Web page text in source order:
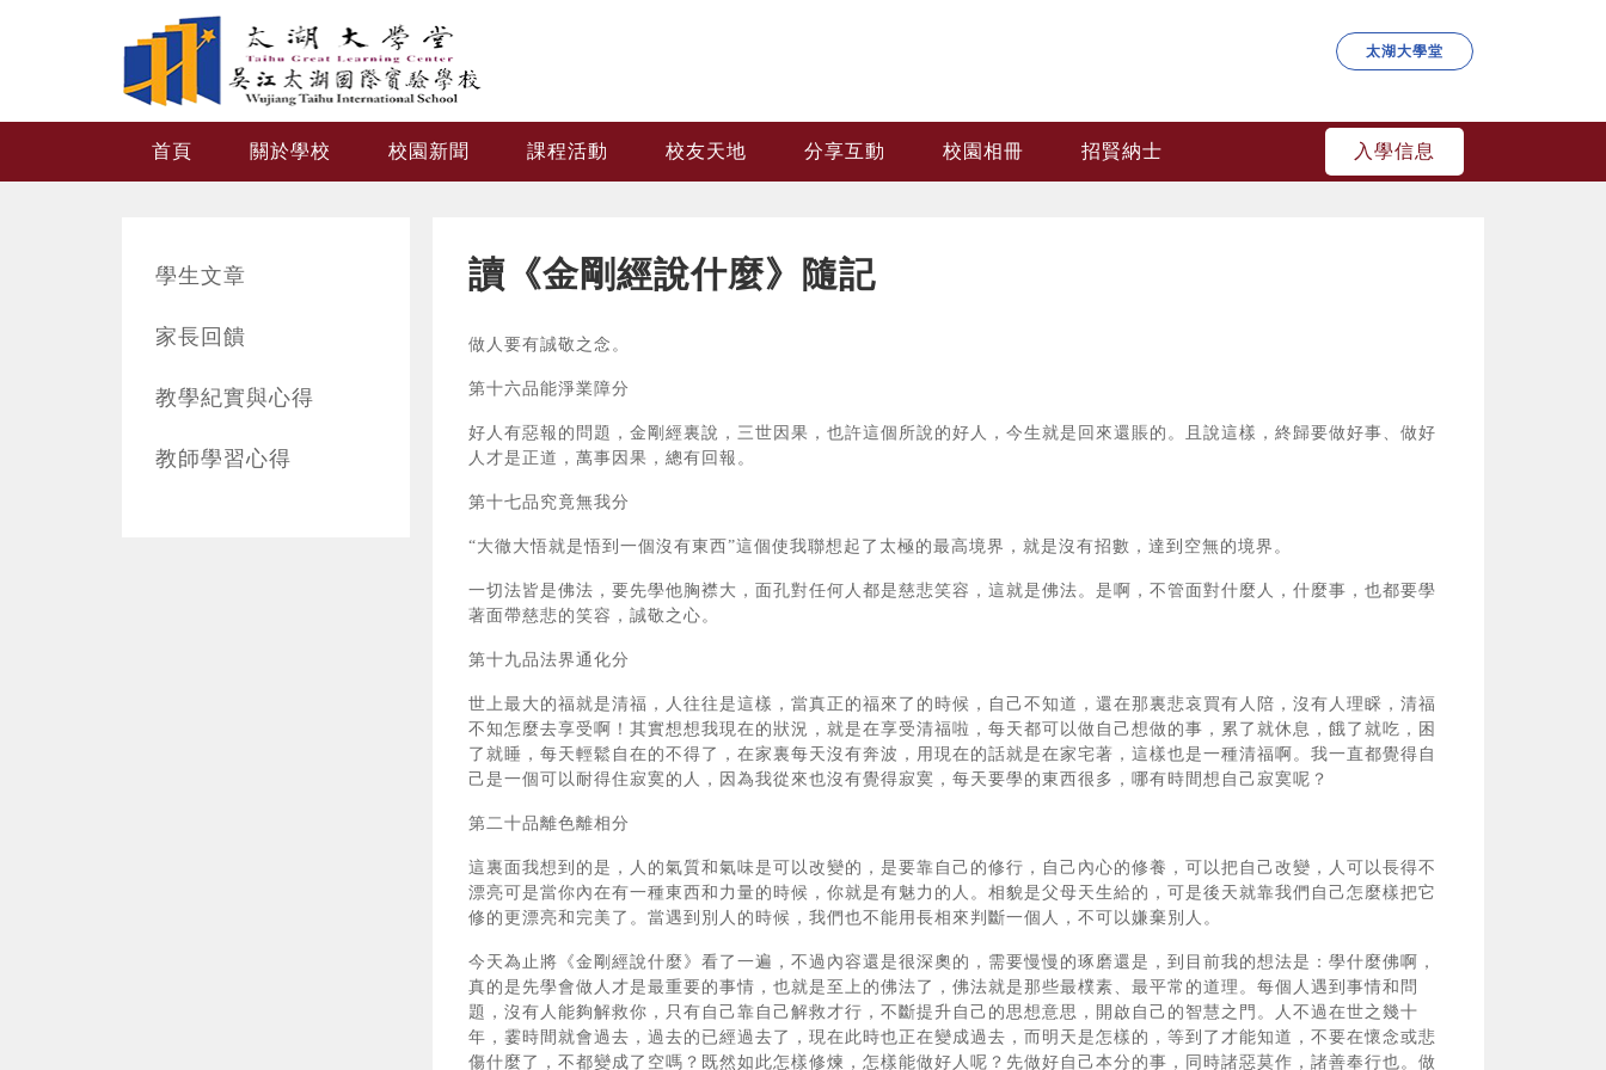
太湖大學堂
首頁 關於學校 校園新聞 課程活動 校友天地 分享互動 校園相冊 招賢納士 入學信息
學生文章
家長回饋
教學紀實與心得
教師學習心得
讀《金剛經說什麼》隨記
做人要有誠敬之念。
第十六品能淨業障分
好人有惡報的問題，金剛經裏說，三世因果，也許這個所說的好人，今生就是回來還賬的。且說這樣，終歸要做好事、做好
人才是正道，萬事因果，總有回報。
第十七品究竟無我分
“大徹大悟就是悟到一個沒有東西”這個使我聯想起了太極的最高境界，就是沒有招數，達到空無的境界。
一切法皆是佛法，要先學他胸襟大，面孔對任何人都是慈悲笑容，這就是佛法。是啊，不管面對什麼人，什麼事，也都要學
著面帶慈悲的笑容，誠敬之心。
第十九品法界通化分
世上最大的福就是清福，人往往是這樣，當真正的福來了的時候，自己不知道，還在那裏悲哀買有人陪，沒有人理睬，清福
不知怎麼去享受啊！其實想想我現在的狀況，就是在享受清福啦，每天都可以做自己想做的事，累了就休息，餓了就吃，困
了就睡，每天輕鬆自在的不得了，在家裏每天沒有奔波，用現在的話就是在家宅著，這樣也是一種清福啊。我一直都覺得自
己是一個可以耐得住寂寞的人，因為我從來也沒有覺得寂寞，每天要學的東西很多，哪有時間想自己寂寞呢？
第二十品離色離相分
這裏面我想到的是，人的氣質和氣味是可以改變的，是要靠自己的修行，自己內心的修養，可以把自己改變，人可以長得不
漂亮可是當你內在有一種東西和力量的時候，你就是有魅力的人。相貌是父母天生給的，可是後天就靠我們自己怎麼樣把它
修的更漂亮和完美了。當遇到別人的時候，我們也不能用長相來判斷一個人，不可以嫌棄別人。
今天為止將《金剛經說什麼》看了一遍，不過內容還是很深奧的，需要慢慢的琢磨還是，到目前我的想法是：學什麼佛啊，
真的是先學會做人才是最重要的事情，也就是至上的佛法了，佛法就是那些最樸素、最平常的道理。每個人遇到事情和問
題，沒有人能夠解救你，只有自己靠自己解救才行，不斷提升自己的思想意思，開啟自己的智慧之門。人不過在世之幾十
年，霎時間就會過去，過去的已經過去了，現在此時也正在變成過去，而明天是怎樣的，等到了才能知道，不要在懷念或悲
傷什麼了，不都變成了空嗎？既然如此怎樣修煉，怎樣能做好人呢？先做好自己本分的事，同時諸惡莫作，諸善奉行也。做